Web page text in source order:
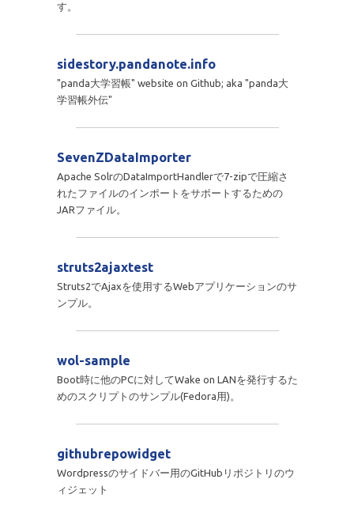
す。
sidestory.pandanote.info
"panda大学習帳" website on Github; aka "panda大
学習帳外伝"
SevenZDataImporter
Apache SolrのDataImportHandlerで7-zipで圧縮さ
れたファイルのインポートをサポートするための
JARファイル。
struts2ajaxtest
Struts2でAjaxを使用するWebアプリケーションのサ
ンプル。
wol-sample
Boot時に他のPCに対してWake on LANを発行するた
めのスクリプトのサンプル(Fedora用)。
githubrepowidget
Wordpressのサイドバー用のGitHubリポジトリのウ
ィジェット